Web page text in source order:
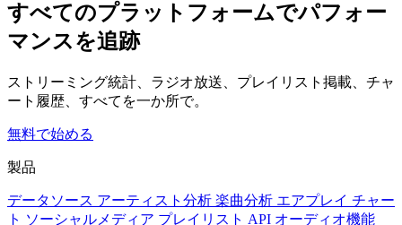
すべてのプラットフォームでパフォー
マンスを追跡
ストリーミング統計、ラジオ放送、プレイリスト掲載、チャ
ート履歴、すべてを一か所で。
無料で始める
製品
データソース アーティスト分析 楽曲分析 エアプレイ チャー
ト ソーシャルメディア プレイリスト API オーディオ機能